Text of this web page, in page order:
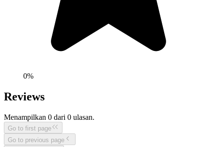
0%
Reviews
Menampilkan 0 dari 0 ulasan.
Go to first page
Go to previous page